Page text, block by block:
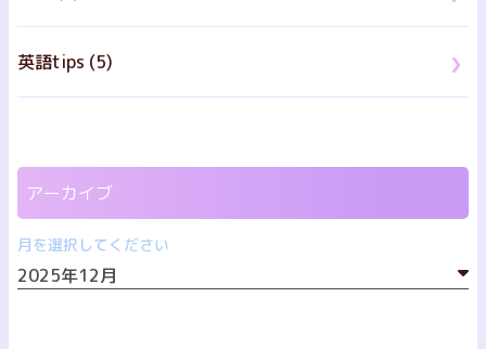
英語tips (5)
アーカイブ
月を選択してください